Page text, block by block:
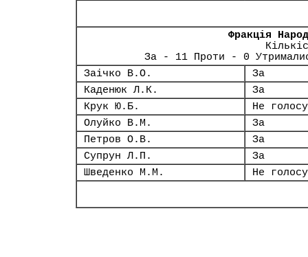
Фракція
За - 11 Проти - 0
Заічко В.О.
За
Каденюк Л.К.
За
Крук Ю.Б.
Не
Олуйко В.М.
За
Петров О.В.
За
Супрун Л.П.
За
Шведенко М.М.
Не